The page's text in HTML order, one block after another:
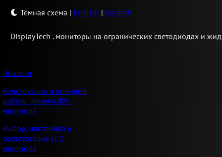
Темная схема | English | Deutsch
DisplayTech . мониторы на огранических светодиодах и
Новости
Конструкция и принцип
работы панели ЖК-
монитора
Выбор, настройка и
эксплуатация LCD
монитора